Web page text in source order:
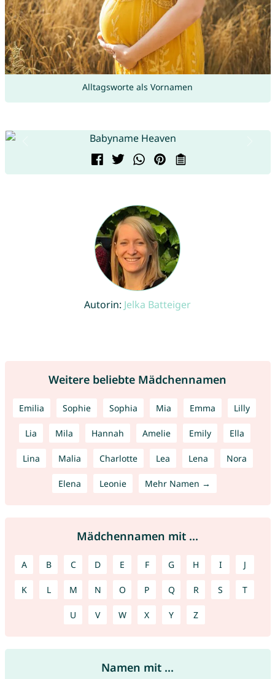
Alltagsworte als Vornamen
Autorin: Jelka Batteiger
Weitere beliebte Mädchennamen
Emilia Sophie Sophia Mia Emma Lilly
Lia Mila Hannah Amelie Emily Ella
Lina Malia Charlotte Lea Lena Nora
Elena Leonie Mehr Namen →
Mädchennamen mit ...
A B C D E F G H I J
K L M N O P Q R S T
U V W X Y Z
Namen mit ...